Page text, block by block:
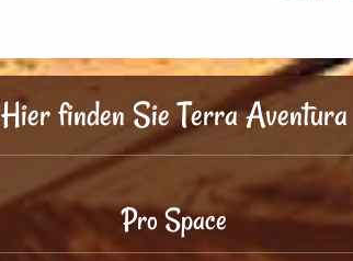
Hier finden Sie Terra Aventura
Pro Space